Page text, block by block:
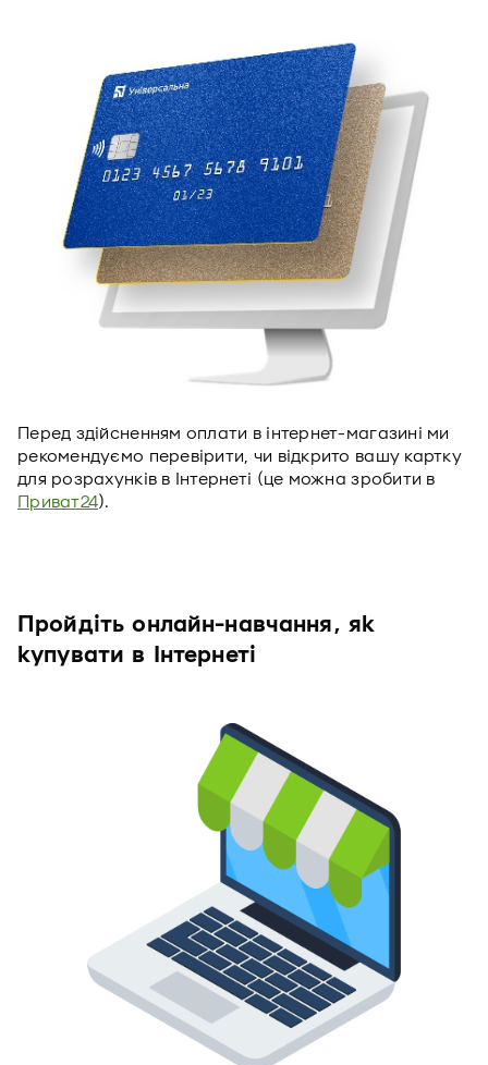
Перед здійсненням оплати в інтернет-магазині ми
рекомендуємо перевірити, чи відкрито вашу картку
для розрахунків в Інтернеті (це можна зробити в
Приват24).
Пройдіть онлайн-навчання, як
купувати в Інтернеті